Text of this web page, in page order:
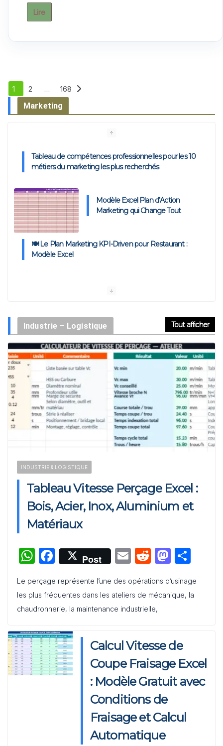
Lire
Pagination
des
publications
1 2 … 168
Marketing
Tableau de compétences professionnelles pour les 10
Modèle Excel Plan d’Action
Marketing qui Change Tout
🍽️ Le Plan Marketing KPI-Driven pour Restaurant :
Modèle Excel
Plan d’Action Marketing KPI-Driven : Modèle Excel et
Exemples
Exemple de Campagne Marketing : Modèles pour la
L’Analyse Stratégique AVP : Anticiper, Cadrer, Décider –
Modèle Excel
Activation de Marque : Mise en Œuvre et Modèle de
Feuille de Route
Audit de Communication Interne et Externe : Canevas
Word
Industrie – Logistique Tout afficher
INDUSTRIE & LOGISTIQUE
Tableau Vitesse Perçage Excel :
Bois, Acier, Inox, Aluminium et
Matériaux
W
at
s
p
p
F
c
e
o
o
k
Post
E
ai
l
R
d
di
M
st
o
n
ta
g
Le perçage représente l’une des opérations d’usinage
les plus fréquentes dans les ateliers de mécanique, la
chaudronnerie, la maintenance industrielle,
Calcul Vitesse de
Coupe Fraisage Excel
: Modèle Gratuit avec
Conditions de
Fraisage et Calcul
Automatique